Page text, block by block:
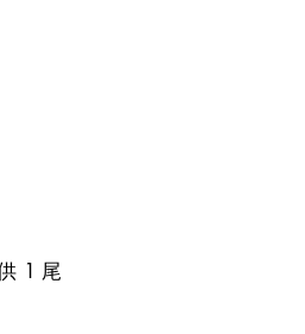
1 尾